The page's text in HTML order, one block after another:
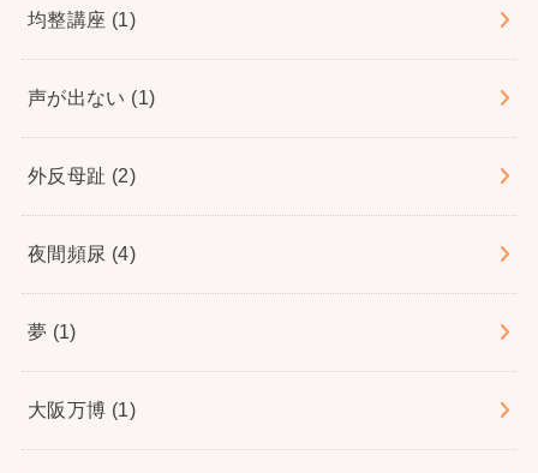
均整講座 (1)
声が出ない (1)
外反母趾 (2)
夜間頻尿 (4)
夢 (1)
大阪万博 (1)